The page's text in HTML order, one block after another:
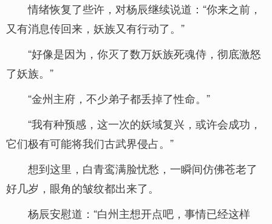
情绪恢复了些许，对杨辰继续说道：“你来之前，
又有消息传回来，妖族又有行动了。”
“好像是因为，你灭了数万妖族死魂侍，彻底激怒
了妖族。”
“金州主府，不少弟子都丢掉了性命。”
“我有种预感，这一次的妖域复兴，或许会成功，
它们极有可能将我们古武界侵占。”
想到这里，白青鸾满脸忧愁，一瞬间仿佛苍老了
好几岁，眼角的皱纹都出来了。
杨辰安慰道：“白州主想开点吧，事情已经这样